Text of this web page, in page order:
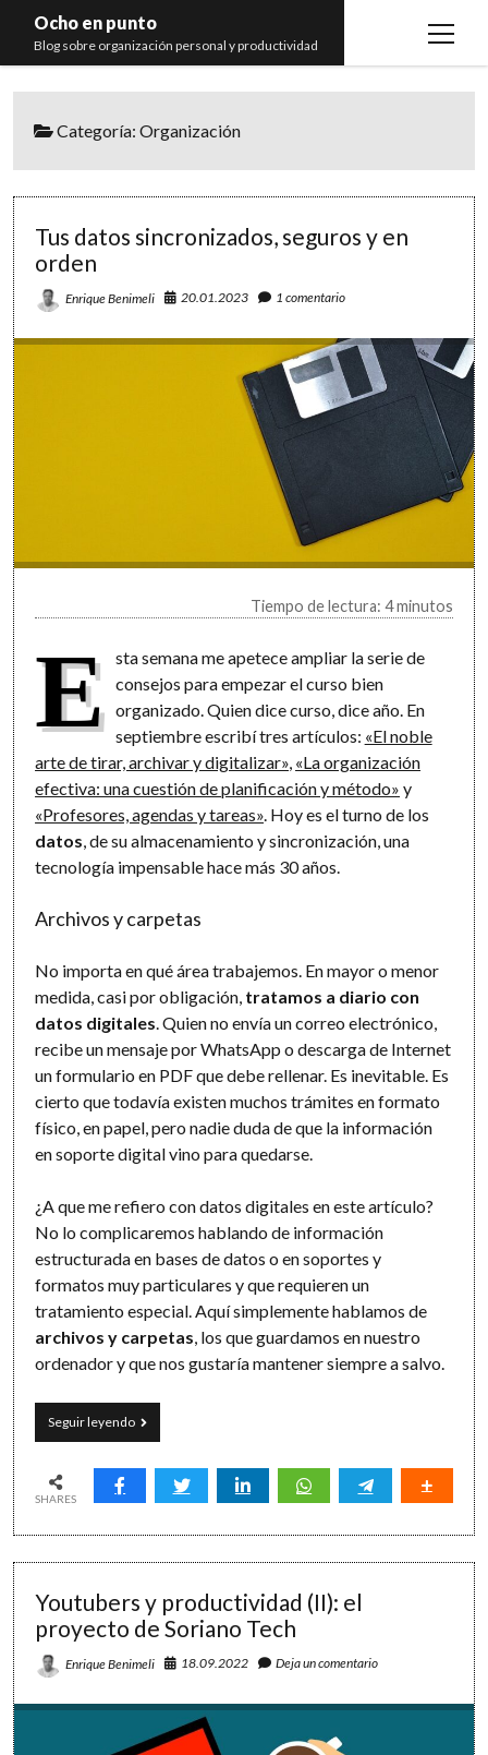
Ocho en punto
Blog sobre organización personal y productividad
open
Libros
Categoría:Organización
Tus datos sincronizados, seguros y en
orden
Enrique Benimeli 20.01.2023 1 comentario
Tiempo de lectura: 4 minutos
E sta semana me apetece ampliar la serie de
consejos para empezar el curso bien
organizado. Quien dice curso, dice año. En
septiembre escribí tres artículos: «El noble
arte de tirar, archivar y digitalizar» «La organización
efectiva: una cuestión de planificación y método» y
«Profesores, agendas y tareas» . Hoy es el turno de los
datos , de su almacenamiento y sincronización, una
tecnología impensable hace más 30 años.
Archivos y carpetas
No importa en qué área trabajemos. En mayor o menor
medida, casi por obligación, tratamos a diario con
datos digitales . Quien no envía un correo electrónico,
recibe un mensaje por WhatsApp o descarga de Internet
un formulario en PDF que debe rellenar. Es inevitable. Es
cierto que todavía existen muchos trámites en formato
físico, en papel, pero nadie duda de que la información
en soporte digital vino para quedarse.
¿A que me refiero con datos digitales en este artículo?
No lo complicaremos hablando de información
estructurada en bases de datos o en soportes y
formatos muy particulares y que requieren un
tratamiento especial. Aquí simplemente hablamos de
archivos y carpetas , los que guardamos en nuestro
ordenador y que nos gustaría mantener siempre a salvo.
Seguir leyendoTus
datos
seguros
orden
SHARES
Youtubers y productividad (II): el
proyecto de Soriano Tech
Enrique Benimeli 18.09.2022 Deja un comentario